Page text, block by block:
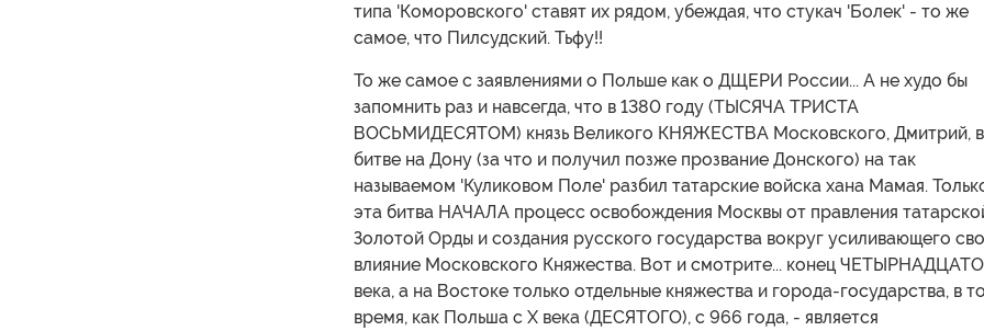
типа 'Коморовского' ставят их рядом, убеждая, что стукач 'Болек' - то же
самое, что Пилсудский. Тьфу!!
То же самое с заявлениями о Польше как о ДЩЕРИ России... А не худо бы
запомнить раз и навсегда, что в 1380 году (ТЫСЯЧА ТРИСТА
ВОСЬМИДЕСЯТОМ) князь Великого КНЯЖЕСТВА Московского, Дмитрий, в
битве на Дону (за что и получил позже прозвание Донского) на так
называемом 'Куликовом Поле' разбил татарские войска хана Мамая.
эта битва НАЧАЛА процесс освобождения Москвы от правления
Золотой Орды и создания русского государства вокруг усиливающего
влияние Московского Княжества. Вот и смотрите... конец
века, а на Востоке только отдельные княжества и города-государства, в
время, как Польша с X века (ДЕСЯТОГО), с 966 года, - является